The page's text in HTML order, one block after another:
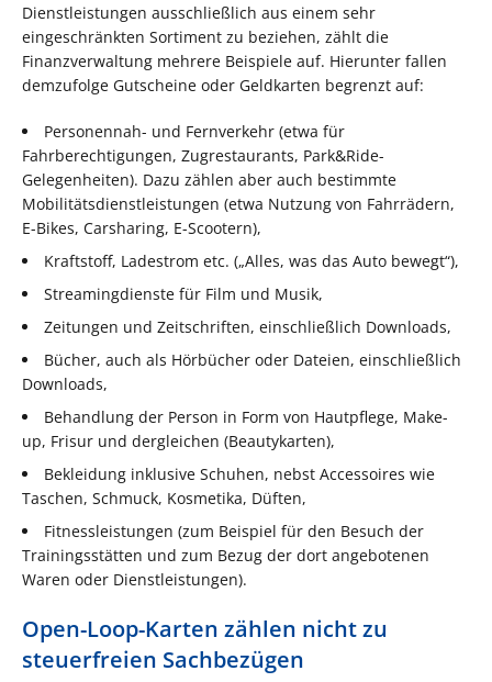
Dienstleistungen ausschließlich aus einem sehr
eingeschränkten Sortiment zu beziehen, zählt die
Finanzverwaltung mehrere Beispiele auf. Hierunter fallen
demzufolge Gutscheine oder Geldkarten begrenzt auf:
Personennah- und Fernverkehr (etwa für
Fahrberechtigungen, Zugrestaurants, Park&Ride-
Gelegenheiten). Dazu zählen aber auch bestimmte
Mobilitätsdienstleistungen (etwa Nutzung von Fahrrädern,
E-Bikes, Carsharing, E-Scootern),
Kraftstoff, Ladestrom etc. („Alles, was das Auto bewegt“),
Streamingdienste für Film und Musik,
Zeitungen und Zeitschriften, einschließlich Downloads,
Bücher, auch als Hörbücher oder Dateien, einschließlich
Downloads,
Behandlung der Person in Form von Hautpflege, Make-
up, Frisur und dergleichen (Beautykarten),
Bekleidung inklusive Schuhen, nebst Accessoires wie
Taschen, Schmuck, Kosmetika, Düften,
Fitnessleistungen (zum Beispiel für den Besuch der
Trainingsstätten und zum Bezug der dort angebotenen
Waren oder Dienstleistungen).
Open-Loop-Karten zählen nicht zu
steuerfreien Sachbezügen